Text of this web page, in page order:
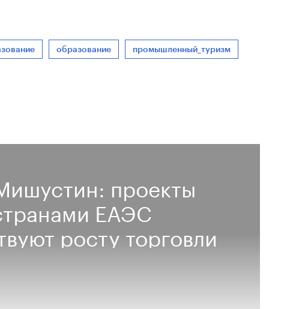
образование промышленный_туризм
проекты
ЕАЭС
росту торговли